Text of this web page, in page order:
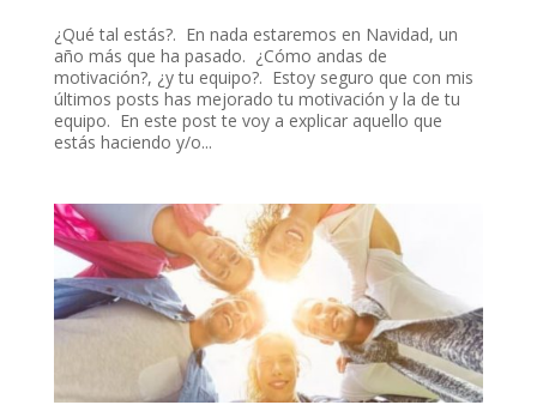
¿Qué tal estás?. En nada estaremos en Navidad, un
año más que ha pasado. ¿Cómo andas de
motivación?, ¿y tu equipo?. Estoy seguro que con mis
últimos posts has mejorado tu motivación y la de tu
equipo. En este post te voy a explicar aquello que
estás haciendo y/o...